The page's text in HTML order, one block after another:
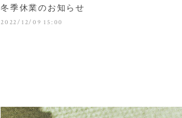
冬季休業のお知らせ
2022/12/09 15:00